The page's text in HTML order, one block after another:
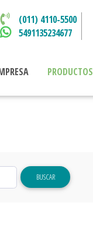
(011) 4110-5500
5491135234677
PRODUCTOS
BUSCAR